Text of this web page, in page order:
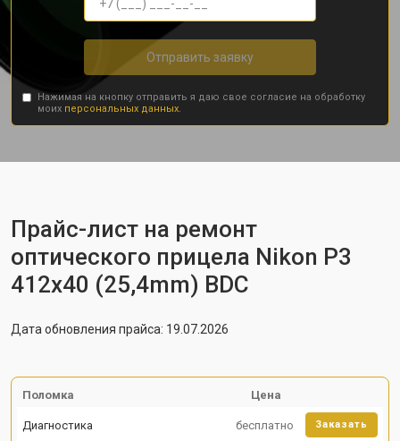
Отправить заявку
Нажимая на кнопку отправить я даю свое согласие на обработку
моих персональных данных.
Прайс-лист на ремонт
оптического прицела Nikon P3
412x40 (25,4mm) BDC
Дата обновления прайса: 19.07.2026
Поломка Цена
Диагностика бесплатно Заказать